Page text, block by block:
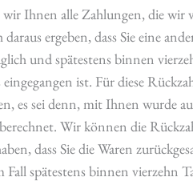
wir Ihnen alle Zahlungen, die
ergeben, dass Sie eine
und spätestens binnen
ist. Für diese
es sei denn, mit Ihnen wurde
Wir können die
dass Sie die Waren
spätestens binnen vierzehn